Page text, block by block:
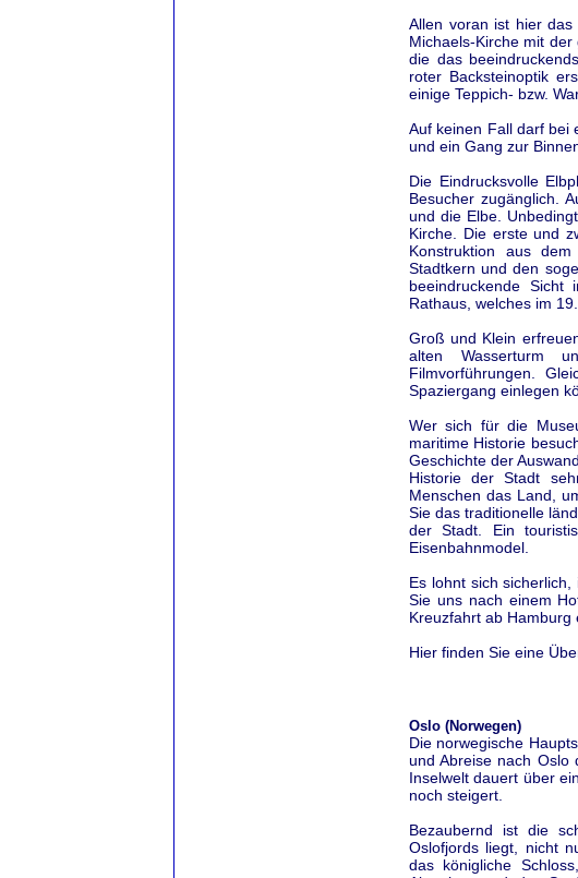
Allen voran ist hier
Michaels-Kirche mit
die das
roter Backsteinoptik
einige Teppich- bzw.
Auf keinen Fall darf bei
und ein Gang zur
Die Eindrucksvolle
Besucher zugänglich.
und die Elbe.
Kirche. Die erste und
Konstruktion aus
Stadtkern und den
beeindruckende
Rathaus, welches im
Groß und Klein
alten Wasserturm
Filmvorführungen.
Spaziergang einlegen
Wer sich für die
maritime Historie
Geschichte der
Historie der Stadt
Menschen das Land,
Sie das traditionelle
der Stadt. Ein
Eisenbahnmodel.
Es lohnt sich
Sie uns nach einem
Kreuzfahrt ab Hamburg
Hier finden Sie eine
Oslo (Norwegen)
Die norwegische
und Abreise nach Oslo
Inselwelt dauert über
noch steigert.
Bezaubernd ist die
Oslofjords liegt, nicht
das königliche